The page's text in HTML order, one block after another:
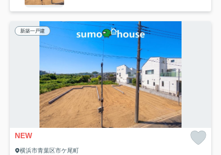
新築一戸建
NEW
横浜市青葉区市ケ尾町